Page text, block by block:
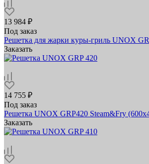
13 984 ₽
Под заказ
Решетка для жарки куры-гриль UNOX
Заказать
14 755 ₽
Под заказ
Решетка UNOX GRP420 Steam&Fry
Заказать